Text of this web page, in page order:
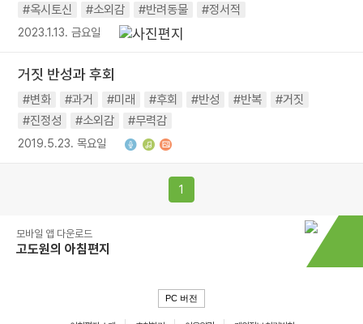
#옥시토신
#소외감 #반려동물 #정서적
2023.1.13. 금요일
거짓 반성과 후회
#변화 #과거 #미래 #후회 #반성 #반복
#거짓
#진정성
#소외감 #무력감
2019.5.23. 목요일
1
모바일 앱 다운로드
고도원의 아침편지
PC 버전